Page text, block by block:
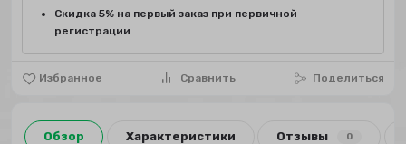
Избранное Сравнить Поделиться
Скидка 5% на первый заказ при первичной
регистрации
Обзор Характеристики Отзывы 0